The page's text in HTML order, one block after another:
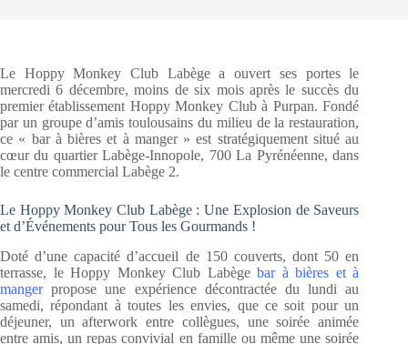
Le Hoppy Monkey Club Labège a ouvert ses portes le
mercredi 6 décembre, moins de six mois après le succès du
premier établissement Hoppy Monkey Club à Purpan. Fondé
par un groupe d’amis toulousains du milieu de la restauration,
ce « bar à bières et à manger » est stratégiquement situé au
cœur du quartier Labège-Innopole, 700 La Pyrénéenne, dans
le centre commercial Labège 2.
Le Hoppy Monkey Club Labège : Une Explosion de Saveurs
et d’Événements pour Tous les Gourmands !
Doté d’une capacité d’accueil de 150 couverts, dont 50 en
terrasse, le Hoppy Monkey Club Labègebar à bières et à
mangerpropose une expérience décontractée du lundi au
samedi, répondant à toutes les envies, que ce soit pour un
déjeuner, un afterwork entre collègues, une soirée animée
entre amis, un repas convivial en famille ou même une soirée